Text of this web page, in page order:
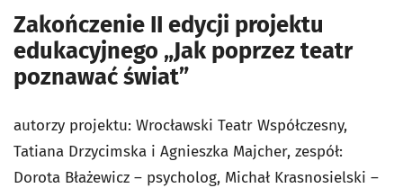
Zakończenie II edycji projektu
edukacyjnego „Jak poprzez teatr
poznawać świat”
autorzy projektu: Wrocławski Teatr Współczesny,
Tatiana Drzycimska i Agnieszka Majcher, zespół:
Dorota Błażewicz – psycholog, Michał Krasnosielski –